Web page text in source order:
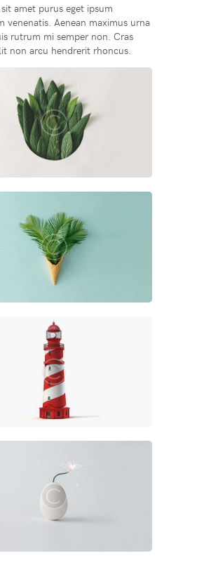
amet purus eget ipsum
venenatis. Aenean maximus urna
rutrum mi semper non. Cras
non arcu hendrerit rhoncus.